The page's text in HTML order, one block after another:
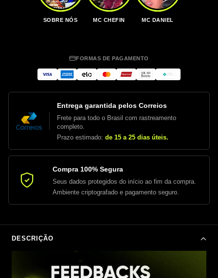
SOBRE NÓS MC CHEFIN MC DANIEL
FORMAS DE PAGAMENTO
Entrega garantida pelos Correios
Frete para todo o Brasil com rastreamento
completo.
Prazo estimado:de 15 a 25 dias úteis.
Compra 100% Segura
Seus dados protegidos do início ao fim da compra.
Ambiente criptografado e pagamento seguro.
DESCRIÇÃO